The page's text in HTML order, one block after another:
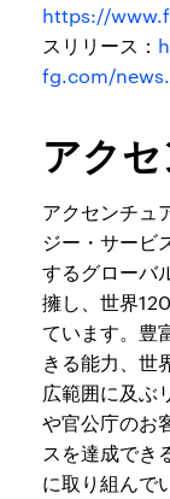
https://
スリリース：
fg.com/
アク
アクセンチュ
ジー・サービ
するグローバ
擁し、世界
ています。豊
きる能力、世
広範囲に及ぶ
や官公庁のお
スを達成でき
に取り組んで